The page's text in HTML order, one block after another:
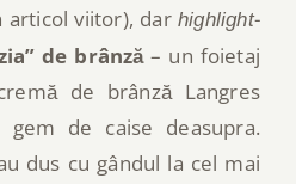
articol viitor), dar highlight-
de brânză– un foietaj
de brânză Langres
de caise deasupra.
dus cu gândul la cel mai